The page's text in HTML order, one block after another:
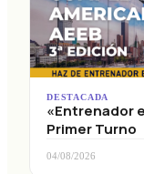
DESTACADA
«Entrenador
Primer Turno
04/08/2026